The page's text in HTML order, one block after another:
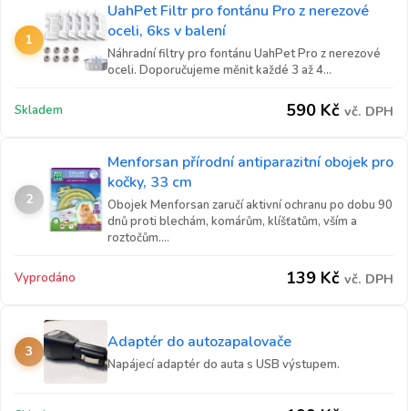
1
UahPet Filtr pro fontánu Pro z nerezové
oceli, 6ks v balení
Náhradní filtry pro fontánu UahPet Pro z nerezové
oceli. Doporučujeme měnit každé 3 až 4...
Skladem 590 Kč vč. DPH
2
Menforsan přírodní antiparazitní obojek pro
kočky, 33 cm
Obojek Menforsan zaručí aktivní ochranu po dobu 90
dnů proti blechám, komárům, klíšťatům, vším a
roztočům....
Vyprodáno 139 Kč vč. DPH
3 Adaptér do autozapalovače
Napájecí adaptér do auta s USB výstupem.